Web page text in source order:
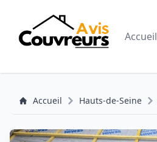
Accueil
Accueil Hauts-de-Seine